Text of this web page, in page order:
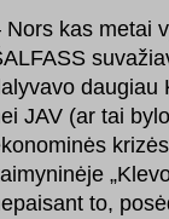
Nors kas metai
daugiau
JAV (ar tai
to,